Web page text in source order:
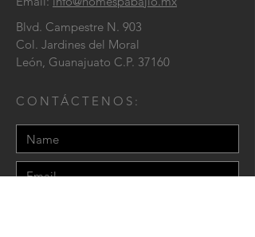
Blvd. Campestre N. 903
Col. Jardines del Moral
León, Guanajuato C.P. 37160
CONTÁCTENOS :